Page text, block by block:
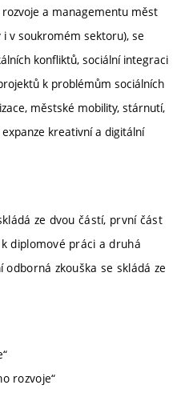
a managementu měst
v soukromém sektoru), se
konfliktů, sociální integraci
k problémům sociálních
městské mobility, stárnutí,
kreativní a digitální
ze dvou částí, první část
diplomové práci a druhá
zkouška se skládá ze
rozvoje“